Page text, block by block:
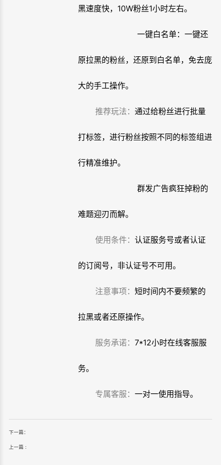
黑速度快，10W粉丝1小时左右。
一键白名单：一键还
原拉黑的粉丝，还原到白名单，免去庞
大的手工操作。
推荐玩法： 通过给粉丝进行批量
打标签，进行粉丝按照不同的标签组进
行精准维护。
群发广告疯狂掉粉的
难题迎刃而解。
使用条件： 认证服务号或者认证
的订阅号，非认证号不可用。
注意事项： 短时间内不要频繁的
拉黑或者还原操作。
服务承诺： 7*12小时在线客服服
务。
专属客服： 一对一使用指导。
下一篇：
上一篇 :